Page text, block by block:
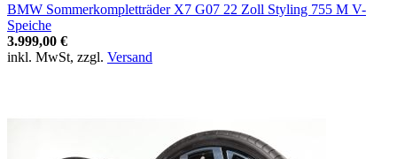
BMW Sommerkompletträder X7 G07 22 Zoll Styling 755 M V-
Speiche
3.999,00 €
inkl. MwSt, zzgl. Versand